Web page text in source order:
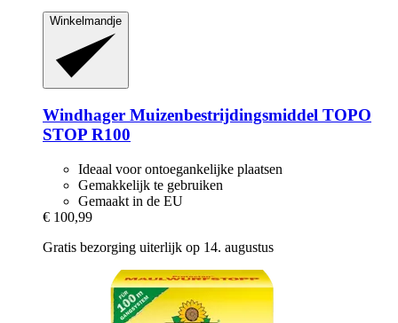
Winkelmandje
Windhager Muizenbestrijdingsmiddel TOPO
STOP R100
Ideaal voor ontoegankelijke plaatsen
Gemakkelijk te gebruiken
Gemaakt in de EU
€ 100,99
Gratis bezorging uiterlijk op 14. augustus